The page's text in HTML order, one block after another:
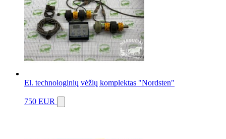
El. technologinių vėžių komplektas "Nordsten"
750 EUR